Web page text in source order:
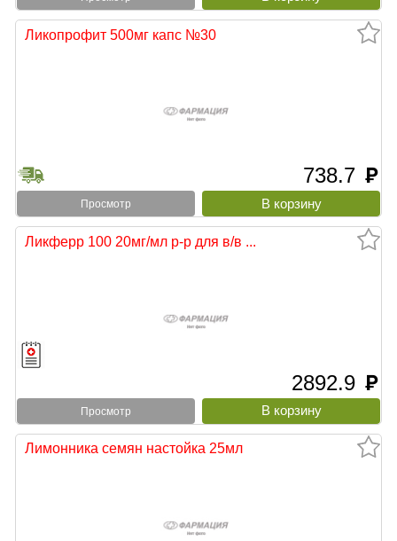
Ликопрофит 500мг капс №30
738.7 руб
Просмотр
Ликферр 100 20мг/мл р-р для в/в ...
2892.9 руб
Просмотр
Лимонника семян настойка 25мл